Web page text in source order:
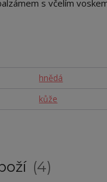
s včelím
hnědá
kůže
4